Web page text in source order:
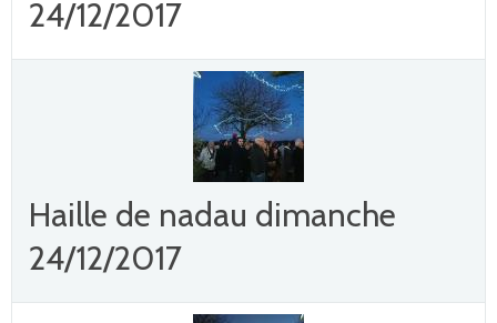
24/12/2017
Haille de nadau dimanche
24/12/2017